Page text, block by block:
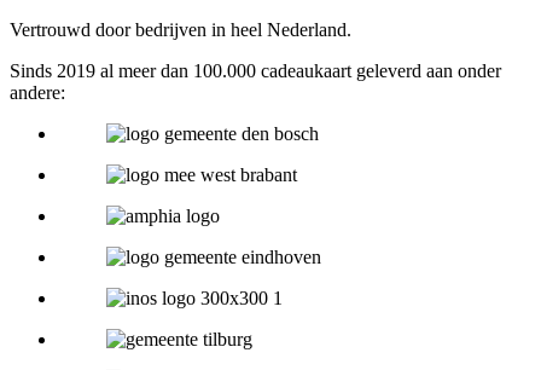
Vertrouwd door bedrijven in heel Nederland.
Sinds 2019 al meer dan 100.000 cadeaukaart geleverd aan onder
andere: